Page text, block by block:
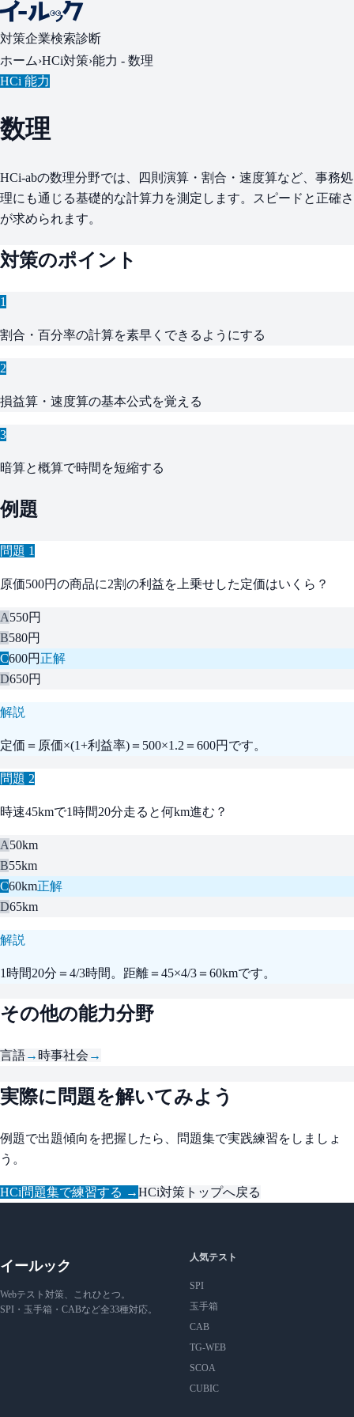
対策企業検索診断
ホーム›HCi対策›能力 - 数理
HCi 能力
数理
HCi-abの数理分野では、四則演算・割合・速度算など、事務処
理にも通じる基礎的な計算力を測定します。スピードと正確さ
が求められます。
対策のポイント
1
割合・百分率の計算を素早くできるようにする
2
損益算・速度算の基本公式を覚える
3
暗算と概算で時間を短縮する
例題
問題 1
原価500円の商品に2割の利益を上乗せした定価はいくら？
A550円
B580円
C600円 正解
D650円
解説
定価＝原価×(1+利益率)＝500×1.2＝600円です。
問題 2
時速45kmで1時間20分走ると何km進む？
A50km
B55km
C60km正解
D65km
解説
1時間20分＝4/3時間。距離＝45×4/3＝60kmです。
その他の能力分野
言語→ 時事社会 →
実際に問題を解いてみよう
例題で出題傾向を把握したら、問題集で実践練習をしましょ
う。
HCi問題集で練習する →HCi対策トップへ戻る
イールック
Webテスト対策、これひとつ。
SPI・玉手箱・CABなど全33種対応。
人気テスト
SPI
玉手箱
CAB
TG-WEB
SCOA
CUBIC